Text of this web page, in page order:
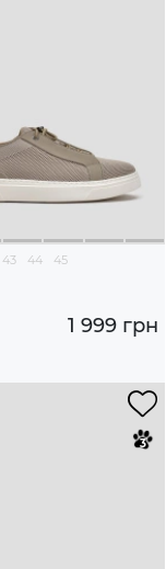
43 44 45
1 999 грн